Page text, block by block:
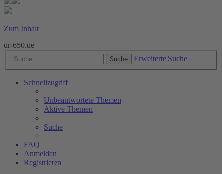
Zum Inhalt
dr-650.de
Suche Erweiterte Suche
Schnellzugriff
Unbeantwortete Themen
Aktive Themen
Suche
FAQ
Anmelden
Registrieren